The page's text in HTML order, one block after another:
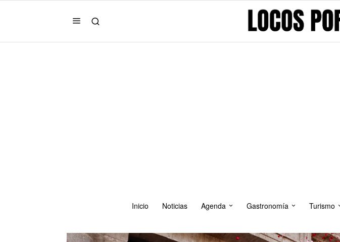
Inicio Noticias Agenda Gastronomía Turismo